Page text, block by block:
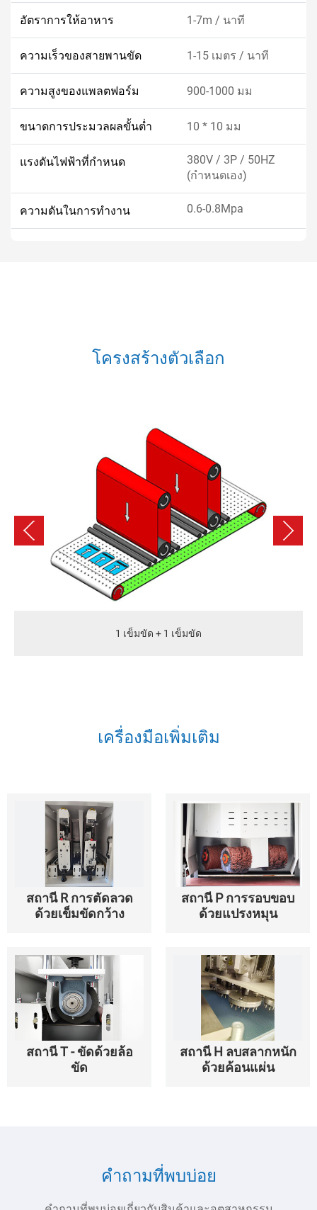
อัตราการให้อาหาร 1-7m / นาที
ความเร็วของสายพานขัด 1-15 เมตร / นาที
ความสูงของแพลตฟอร์ม 900-1000 มม
ขนาดการประมวลผลขั้นต่ำ 10 * 10 มม
แรงดันไฟฟ้าที่กำหนด
380V / 3P / 50HZ
(กำหนดเอง)
ความดันในการทำงาน 0.6-0.8Mpa
โครงสร้างตัวเลือก
1 เข็มขัด + 1 เข็มขัด
เครื่องมือเพิ่มเติม
สถานี R การตัดลวด
ด้วยเข็มขัดกว้าง
สถานี P การรอบขอบ
ด้วยแปรงหมุน
สถานี T - ขัดด้วยล้อ
ขัด
สถานี H ลบสลากหนัก
ด้วยค้อนแผ่น
คำถามที่พบบ่อย